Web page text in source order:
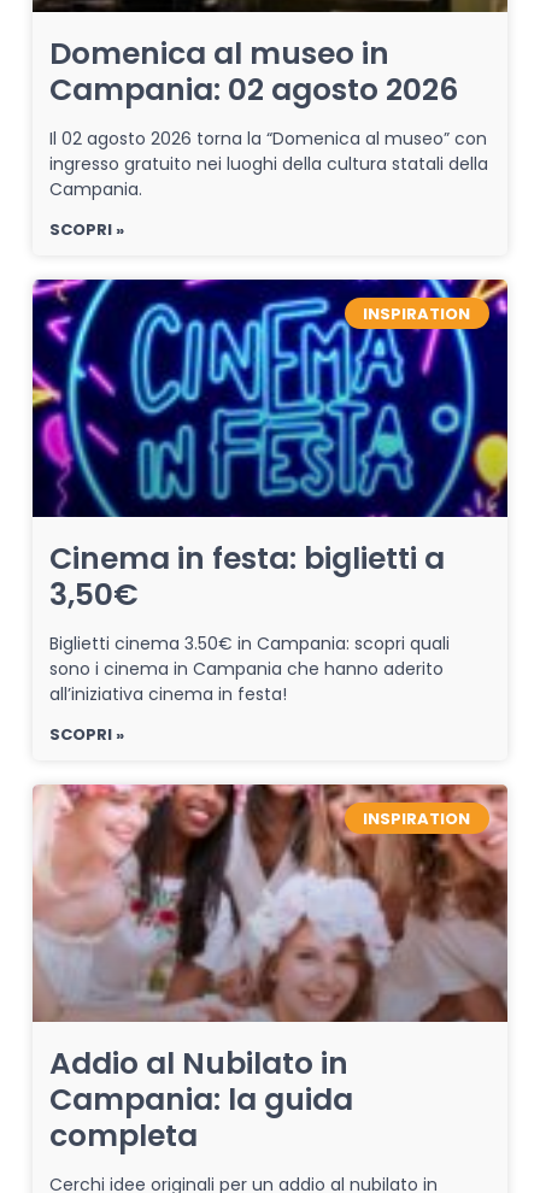
Domenica al museo in
Campania: 02 agosto 2026
Il 02 agosto 2026 torna la “Domenica al museo” con
ingresso gratuito nei luoghi della cultura statali della
Campania.
SCOPRI »
INSPIRATION
Cinema in festa: biglietti a
3,50€
Biglietti cinema 3.50€ in Campania: scopri quali
sono i cinema in Campania che hanno aderito
all’iniziativa cinema in festa!
SCOPRI »
INSPIRATION
Addio al Nubilato in
Campania: la guida
completa
Cerchi idee originali per un addio al nubilato in